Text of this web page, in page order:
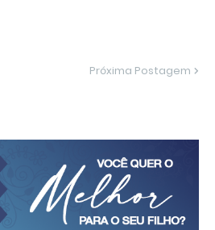
Próxima Postagem